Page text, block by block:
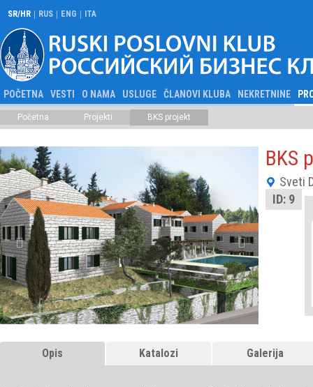
SR/HR | RUS | ENG | ITA
POČETNA VESTI O NAMA USLUGE ČLANOVI KLUBA NEKRETNINE
Početna Projekti BKS projekt
BKS
Sveti
ID: 9
Opis Katalozi Galerija